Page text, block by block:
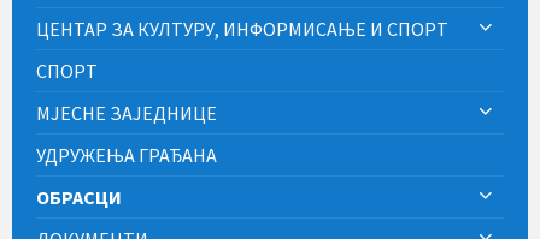
ЦЕНТАР ЗА КУЛТУРУ, ИНФОРМИСАЊЕ И СПОРТ
СПОРТ
МЈЕСНЕ ЗАЈЕДНИЦЕ
УДРУЖЕЊА ГРАЂАНА
ОБРАСЦИ